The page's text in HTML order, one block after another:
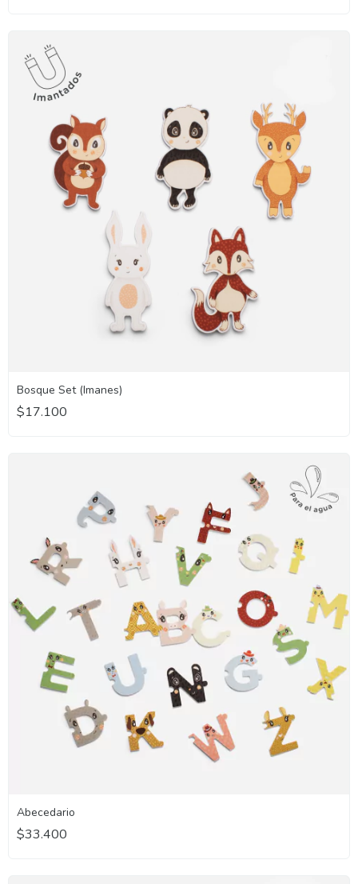
Bosque Set (Imanes)
$17.100
Abecedario
$33.400